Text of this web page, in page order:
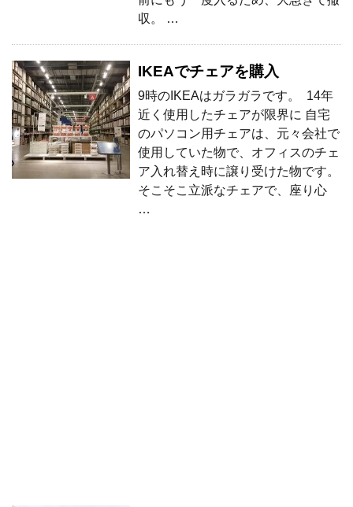
収。 …
IKEAでチェアを購入
9時のIKEAはガラガラです。 14年
近く使用したチェアが限界に 自宅
のパソコン用チェアは、元々会社で
使用していた物で、オフィスのチェ
ア入れ替え時に譲り受けた物です。
そこそこ立派なチェアで、座り心
…